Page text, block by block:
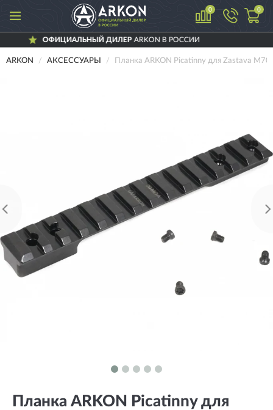
0 0
ДИЛЕРARKON В РОССИИ
ARKON АКСЕССУАРЫ Планка ARKON Picatinny для Zastava
Планка ARKON Picatinny для